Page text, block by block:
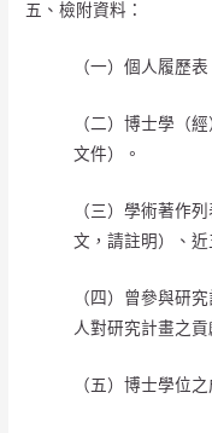
五、檢附資料：
（一）個人履歷
（二）博士學（
文件）。
（三）學術著作
文，請註明）、近
（四）曾參與研
人對研究計畫之貢
（五）博士學位